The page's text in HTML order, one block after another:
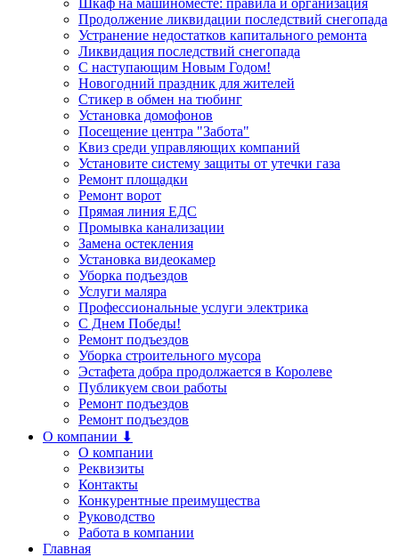
Шкаф на машиноместе: правила и организация
Продолжение ликвидации последствий снегопада
Устранение недостатков капитального ремонта
Ликвидация последствий снегопада
С наступающим Новым Годом!
Новогодний праздник для жителей
Стикер в обмен на тюбинг
Установка домофонов
Посещение центра "Забота"
Квиз среди управляющих компаний
Установите систему защиты от утечки газа
Ремонт площадки
Ремонт ворот
Прямая линия ЕДС
Промывка канализации
Замена остекления
Установка видеокамер
Уборка подъездов
Услуги маляра
Профессиональные услуги электрика
С Днем Победы!
Ремонт подъездов
Уборка строительного мусора
Эстафета добра продолжается в Королеве
Публикуем свои работы
Ремонт подъездов
Ремонт подъездов
О компании ⬇
О компании
Реквизиты
Контакты
Конкурентные преимущества
Руководство
Работа в компании
Главная